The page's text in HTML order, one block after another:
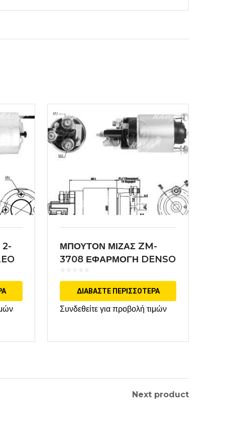
ΜΠΟΥΤΟΝ ΜΙΖΑΣ ZM-
3708 ΕΦΑΡΜΟΓΗ DENSO
ΔΙΑΒΆΣΤΕ ΠΕΡΙΣΣΌΤΕΡΑ
Συνδεθείτε για προβολή τιμών
Next product